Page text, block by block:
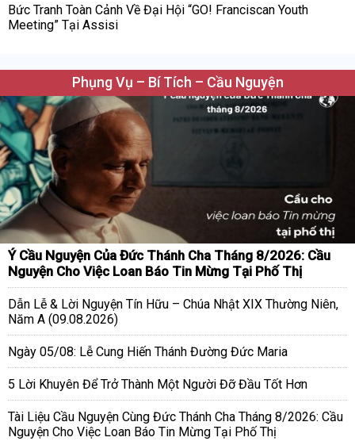
Bức Tranh Toàn Cảnh Về Đại Hội “GO! Franciscan Youth
Meeting” Tại Assisi
Phụng Vụ – Bí Tích – Cầu Nguyện
Ý Cầu Nguyện Của Đức Thánh Cha Tháng 8/2026: Cầu
Nguyện Cho Việc Loan Báo Tin Mừng Tại Phố Thị
Dẫn Lễ & Lời Nguyện Tín Hữu – Chúa Nhật XIX Thường Niên,
Năm A (09.08.2026)
Ngày 05/08: Lễ Cung Hiến Thánh Đường Đức Maria
5 Lời Khuyên Để Trở Thành Một Người Đỡ Đầu Tốt Hơn
Tài Liệu Cầu Nguyện Cùng Đức Thánh Cha Tháng 8/2026: Cầu
Nguyện Cho Việc Loan Báo Tin Mừng Tại Phố Thị